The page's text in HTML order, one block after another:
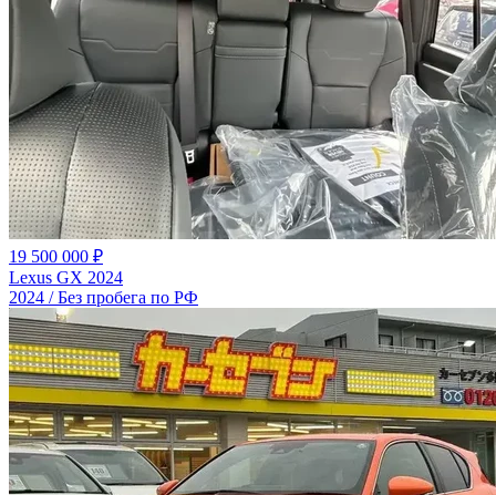
19 500 000 ₽
Lexus GX 2024
2024 / Без пробега по РФ